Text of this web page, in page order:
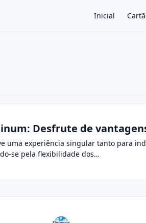
Inicial
Desfrute de
uma experiência singular tanto para
se pela flexibilidade dos…